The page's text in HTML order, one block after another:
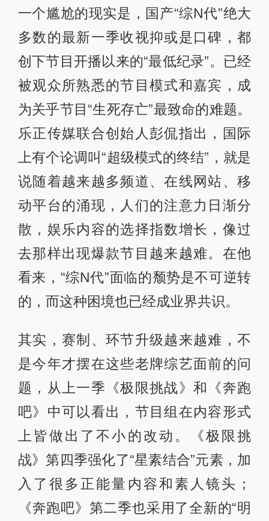
一个尴尬的现实是，国产“综N代”绝大
多数的最新一季收视抑或是口碑，都
创下节目开播以来的“最低纪录”。已经
被观众所熟悉的节目模式和嘉宾，成
为关乎节目“生死存亡”最致命的难题。
乐正传媒联合创始人彭侃指出，国际
上有个论调叫“超级模式的终结”，就是
说随着越来越多频道、在线网站、移
动平台的涌现，人们的注意力日渐分
散，娱乐内容的选择指数增长，像过
去那样出现爆款节目越来越难。在他
看来，“综N代”面临的颓势是不可逆转
的，而这种困境也已经成业界共识。
其实，赛制、环节升级越来越难，不
是今年才摆在这些老牌综艺面前的问
题，从上一季《极限挑战》和《奔跑
吧》中可以看出，节目组在内容形式
上皆做出了不小的改动。《极限挑
战》第四季强化了“星素结合”元素，加
入了很多正能量内容和素人镜头；
《奔跑吧》第二季也采用了全新的“明